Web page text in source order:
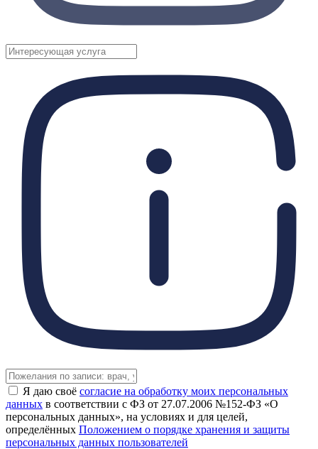
Я даю своё согласие на обработку моих персональных
данных в соответствии с ФЗ от 27.07.2006 №152-ФЗ «О
персональных данных», на условиях и для целей,
определённых Положением о порядке хранения и защиты
персональных данных пользователей